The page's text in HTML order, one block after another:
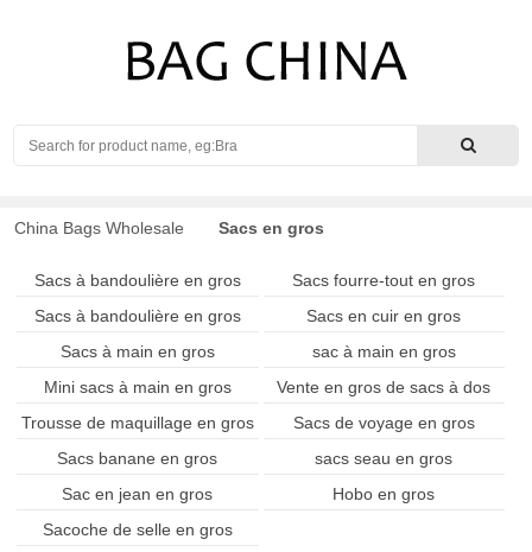
Search
China Bags Wholesale Sacs en gros
Sacs à bandoulière en gros
Sacs fourre-tout en gros
Sacs à bandoulière en gros
Sacs en cuir en gros
Sacs à main en gros
sac à main en gros
Mini sacs à main en gros
Vente en gros de sacs à dos
Trousse de maquillage en gros
Sacs de voyage en gros
Sacs banane en gros
sacs seau en gros
Sac en jean en gros
Hobo en gros
Sacoche de selle en gros